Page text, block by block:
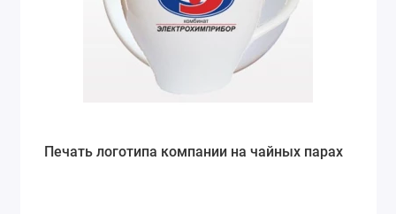
Печать логотипа компании на чайных парах